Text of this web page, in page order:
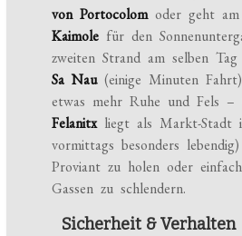
von Portocolomoder geht am
Kaimole für den
zweiten Strand am selben
Sa Nau(einige Minuten
etwas mehr Ruhe und Fels –
Felanitxliegt als Markt-Stadt
vormittags besonders
Proviant zu holen oder
Gassen zu schlendern.
Sicherheit & Verhalten